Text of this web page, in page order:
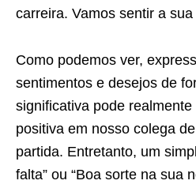
carreira. Vamos sentir a sua
Como podemos ver,
sentimentos e desejos de
significativa pode
positiva em nosso colega
partida. Entretanto, um
falta” ou “Boa sorte na sua